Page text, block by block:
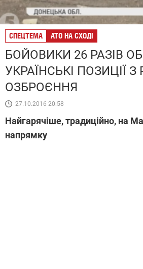
СПЕЦТЕМА АТО НА СХОДІ
БОЙОВИКИ 26 РАЗІВ
УКРАЇНСЬКІ ПОЗИЦІЇ З
ОЗБРОЄННЯ
27.10.2016 20:58
Найгарячіше, традиційно, на
напрямку